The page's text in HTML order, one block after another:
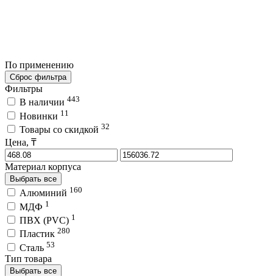
По применению
Сброс фильтра
Фильтры
В наличии 443
Новинки 11
Товары со скидкой 32
Цена, ₸
Материал корпуса
Выбрать все
Алюминий 160
МДФ 1
ПВХ (PVC) 1
Пластик 280
Сталь 53
Тип товара
Выбрать все